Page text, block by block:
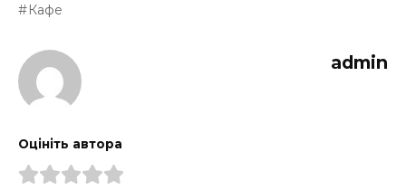
Кафе
admin
Оцініть автора